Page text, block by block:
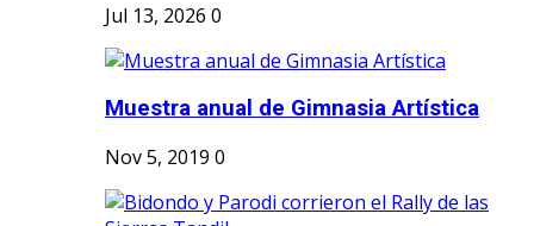
Jul 13, 2026 0
Muestra anual de Gimnasia Artística
Nov 5, 2019 0